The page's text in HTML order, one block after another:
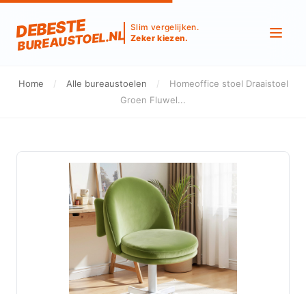
DEBESTE
BUREAUSTOEL.NL
Slim vergelijken.
Zeker kiezen.
Home / Alle bureaustoelen /
Homeoffice stoel Draaistoel
Groen Fluwel...